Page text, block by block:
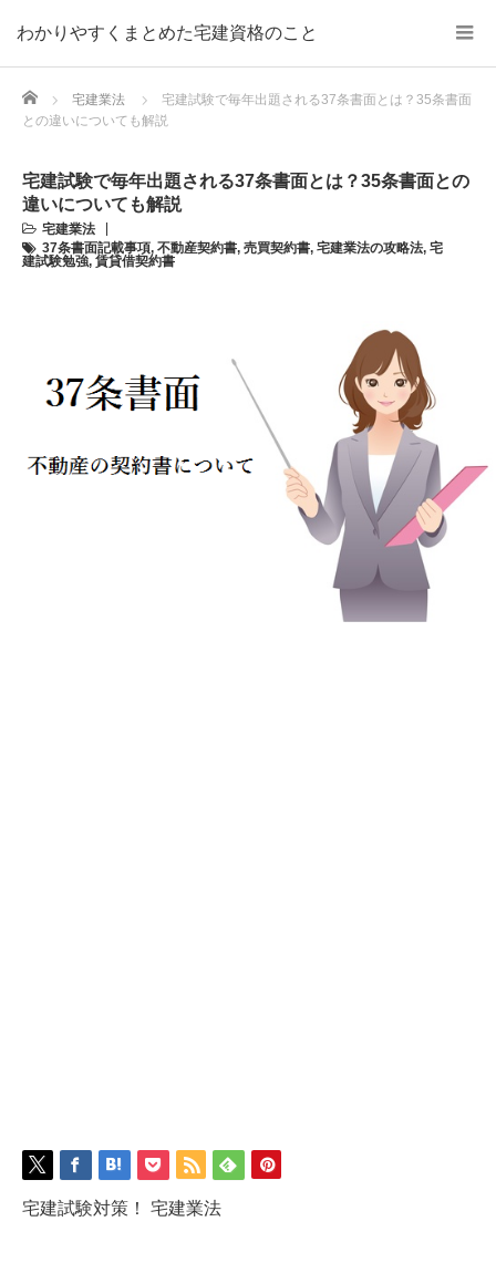
わかりやすくまとめた宅建資格のこと
Home 宅建業法
宅建試験で毎年出題される37条書面とは？35条書面
との違いについても解説
宅建試験で毎年出題される37条書面とは？35条書面との
違いについても解説
宅建業法
37条書面記載事項, 不動産契約書, 売買契約書, 宅建業法の攻略法, 宅
建試験勉強, 賃貸借契約書
宅建試験対策！ 宅建業法